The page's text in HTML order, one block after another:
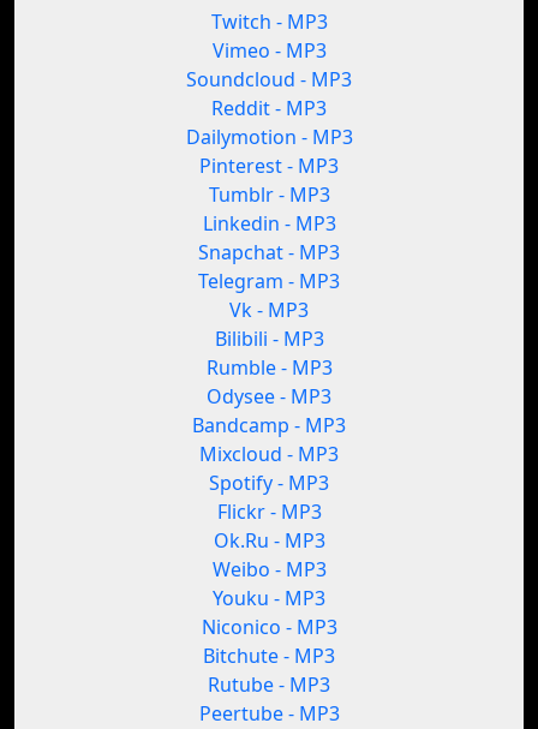
Twitch - MP3
Vimeo - MP3
Soundcloud - MP3
Reddit - MP3
Dailymotion - MP3
Pinterest - MP3
Tumblr - MP3
Linkedin - MP3
Snapchat - MP3
Telegram - MP3
Vk - MP3
Bilibili - MP3
Rumble - MP3
Odysee - MP3
Bandcamp - MP3
Mixcloud - MP3
Spotify - MP3
Flickr - MP3
Ok.Ru - MP3
Weibo - MP3
Youku - MP3
Niconico - MP3
Bitchute - MP3
Rutube - MP3
Peertube - MP3